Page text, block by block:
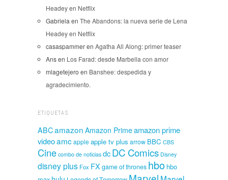
Headey en Netflix
Gabriela en The Abandons: la nueva serie de Lena
Headey en Netflix
casaspammeren Agatha All Along: primer teaser
Ansen Los Farad: desde Marbella con amor
mlagetejero en Banshee: despedida y
agradecimiento.
ETIQUETAS
ABCamazon Amazon Primeamazon prime
videoamcapple apple tv plus arrow BBC CBS
Cine combo de noticias dcDC Comics Disney
disney plus Fox FX game of thrones hbo hbo